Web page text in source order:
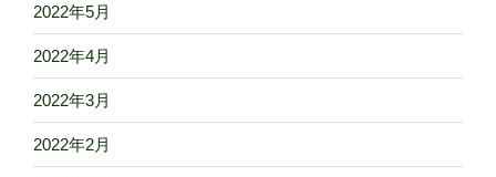
2022年5月
2022年4月
2022年3月
2022年2月